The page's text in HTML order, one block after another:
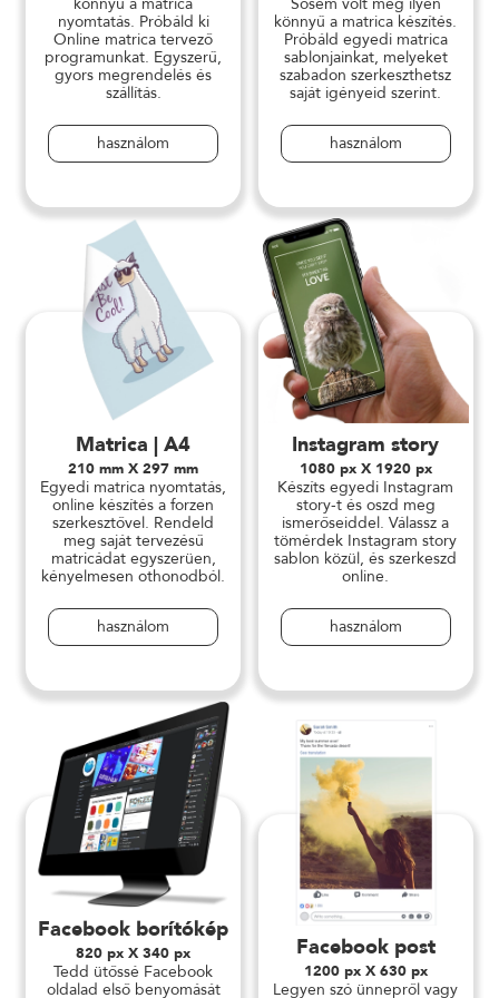
nyomtatás. Próbáld ki
Online matrica tervező
programunkat. Egyszerű,
gyors megrendelés és
szállítás.
használom
könnyű a matrica készítés.
Próbáld egyedi matrica
sablonjainkat, melyeket
szabadon szerkeszthetsz
saját igényeid szerint.
használom
Matrica | A4
210 mm X 297 mm
Egyedi matrica nyomtatás,
online készítés a forzen
szerkesztővel. Rendeld
meg saját tervezésű
matricádat egyszerüen,
kényelmesen othonodból.
használom
Instagram story
1080 px X 1920 px
Készíts egyedi Instagram
story-t és oszd meg
ismerőseiddel. Válassz a
tömérdek Instagram story
sablon közül, és szerkeszd
online.
használom
Facebook borítókép
820 px X 340 px
Tedd ütőssé Facebook
oldalad első benyomását
Facebook post
1200 px X 630 px
Legyen szó ünnepről vagy